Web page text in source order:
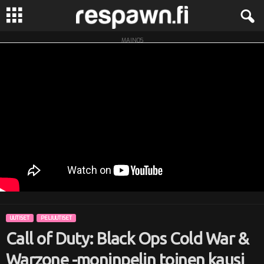
R
w
MAINOS
UUTISET PELIUUTISET
Call of Duty: Black Ops Cold War &
Warzone -moninpelin toinen kausi